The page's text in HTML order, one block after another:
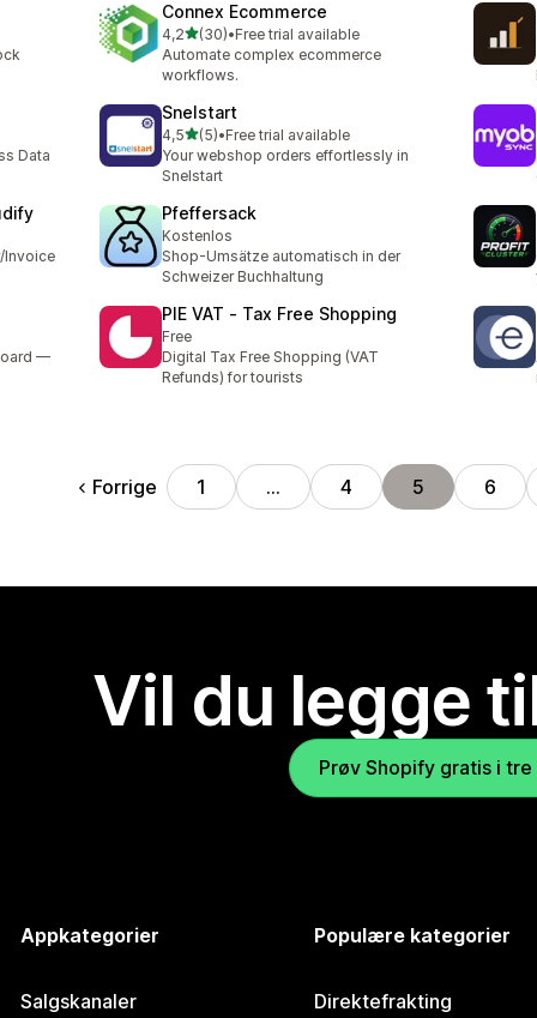
Connex Ecommerce
4,2av 5 stjerner
(30)
Totalt 30 omtaler
•Free trial available
Automate complex ecommerce
workflows.
Data
Snelstart
4,5av 5 stjerner
(5)
Totalt 5 omtaler
•Free trial available
Your webshop orders effortlessly in
Snelstart
Invoice
Pfeffersack
Kostenlos
Shop-Umsätze automatisch in der
Schweizer Buchhaltung
—
PIE VAT ‑ Tax Free Shopping
Free
Digital Tax Free Shopping (VAT
Refunds) for tourists
Forrige 1 … 4 5 6
Vil du legge
Prøv Shopify gratis i
Appkategorier
Salgskanaler
Populære kategorier
Direktefrakting